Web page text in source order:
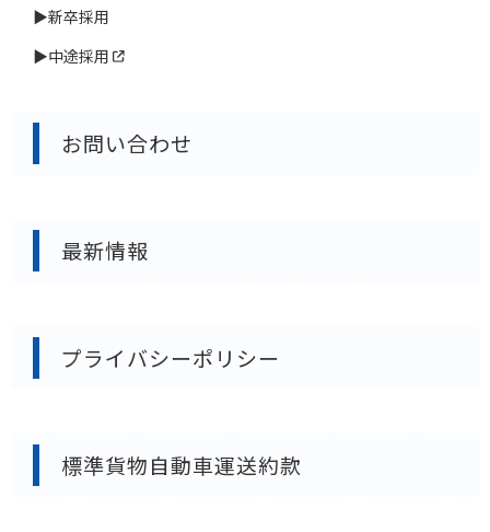
▶新卒採用
▶中途採用
お問い合わせ
最新情報
プライバシーポリシー
標準貨物自動車運送約款